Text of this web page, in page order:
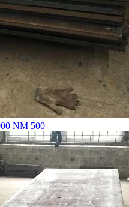
NM 500